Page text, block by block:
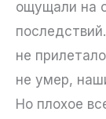
ощущали на
не
не умер,
Но плохое